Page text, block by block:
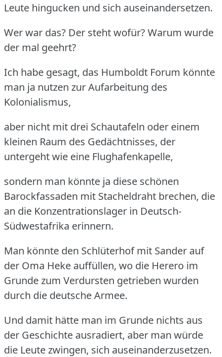
Leute hingucken und sich auseinandersetzen.
Wer war das? Der steht wofür?Warum wurde
der mal geehrt?
Ich habe gesagt, das Humboldt Forum könnte
man ja nutzen zur Aufarbeitung des
Kolonialismus,
aber nicht mit drei Schautafeln oder einem
kleinen Raum des Gedächtnisses, der
untergeht wie eine Flughafenkapelle,
sondern man könnte ja diese schönen
Barockfassaden mit Stacheldraht brechen, die
an die Konzentrationslager in Deutsch-
Südwestafrika erinnern.
Man könnte den Schlüterhof mit Sander auf
der Oma Heke auffüllen, wo die Herero im
Grunde zum Verdursten getrieben wurden
durch die deutsche Armee.
Und damit hätte man im Grunde nichts aus
der Geschichte ausradiert, aber man würde
die Leute zwingen, sich auseinanderzusetzen.